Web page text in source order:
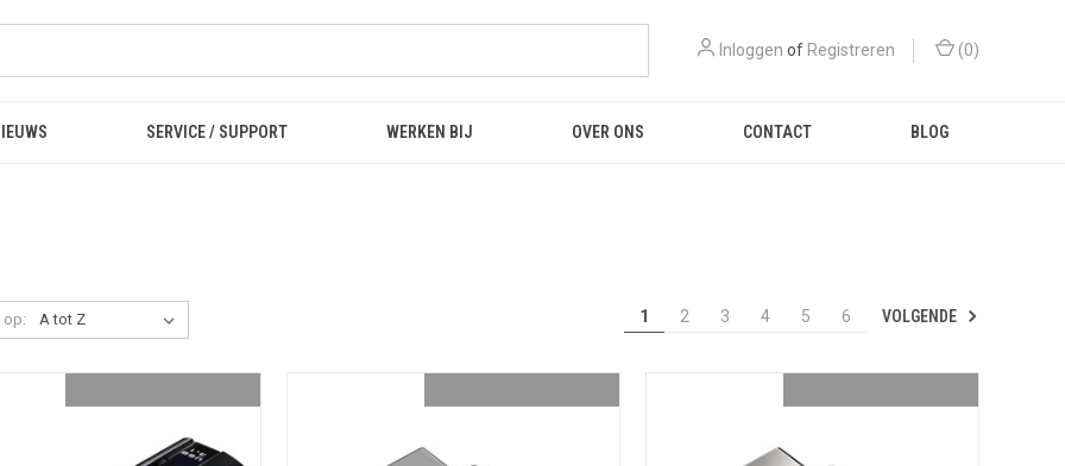
Inloggen of Registreren (0)
SERVICE / SUPPORT WERKEN BIJ OVER ONS CONTACT BLOG
op: 1 2 3 4 5 6 VOLGENDE